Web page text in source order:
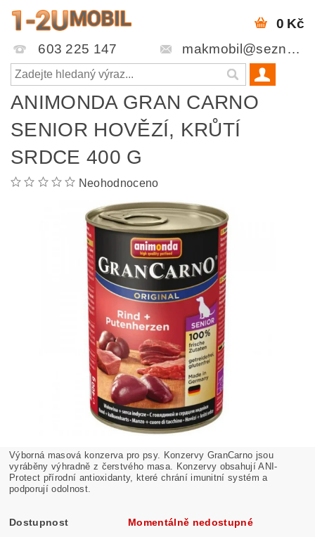
603 225 147 makmobil@seznam.cz
0 Kč
ANIMONDA GRAN CARNO
SENIOR HOVĚZÍ, KRŮTÍ
SRDCE 400 G
Neohodnoceno
Výborná masová konzerva pro psy. Konzervy GranCarno jsou
vyráběny výhradně z čerstvého masa. Konzervy obsahují ANI-
Protect přírodní antioxidanty, které chrání imunitní systém a
podporují odolnost.
Dostupnost Momentálně nedostupné